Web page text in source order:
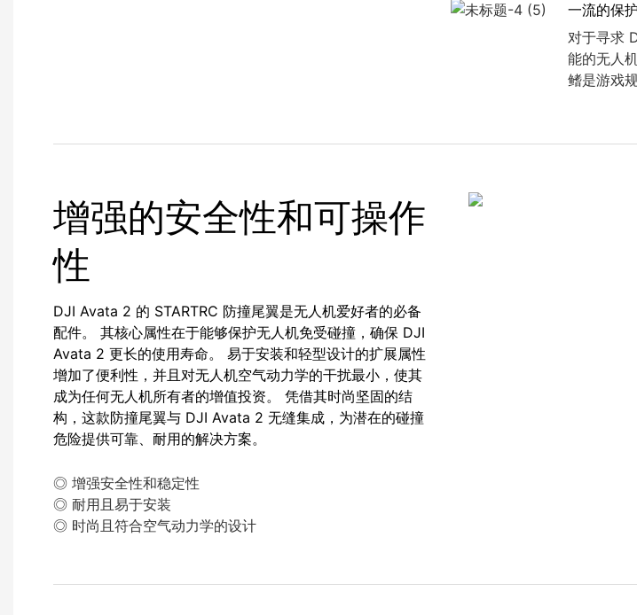
一流的保护
对于寻求
能的无人
鳍是游戏
增强的安全性和可操作
性
DJI Avata 2 的 STARTRC 防撞尾翼是无人机爱好者的必备
配件。 其核心属性在于能够保护无人机免受碰撞，确保 DJI
Avata 2 更长的使用寿命。 易于安装和轻型设计的扩展属性
增加了便利性，并且对无人机空气动力学的干扰最小，使其
成为任何无人机所有者的增值投资。 凭借其时尚坚固的结
构，这款防撞尾翼与 DJI Avata 2 无缝集成，为潜在的碰撞
危险提供可靠、耐用的解决方案。
◎ 增强安全性和稳定性
◎ 耐用且易于安装
◎ 时尚且符合空气动力学的设计